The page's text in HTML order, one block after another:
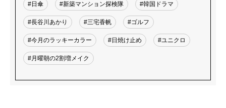
#日傘 #新築マンション探検隊 #韓国ドラマ
#長谷川あかり #三宅香帆 #ゴルフ
#今月のラッキーカラー #日焼け止め #ユニクロ
#月曜朝の2割増メイク